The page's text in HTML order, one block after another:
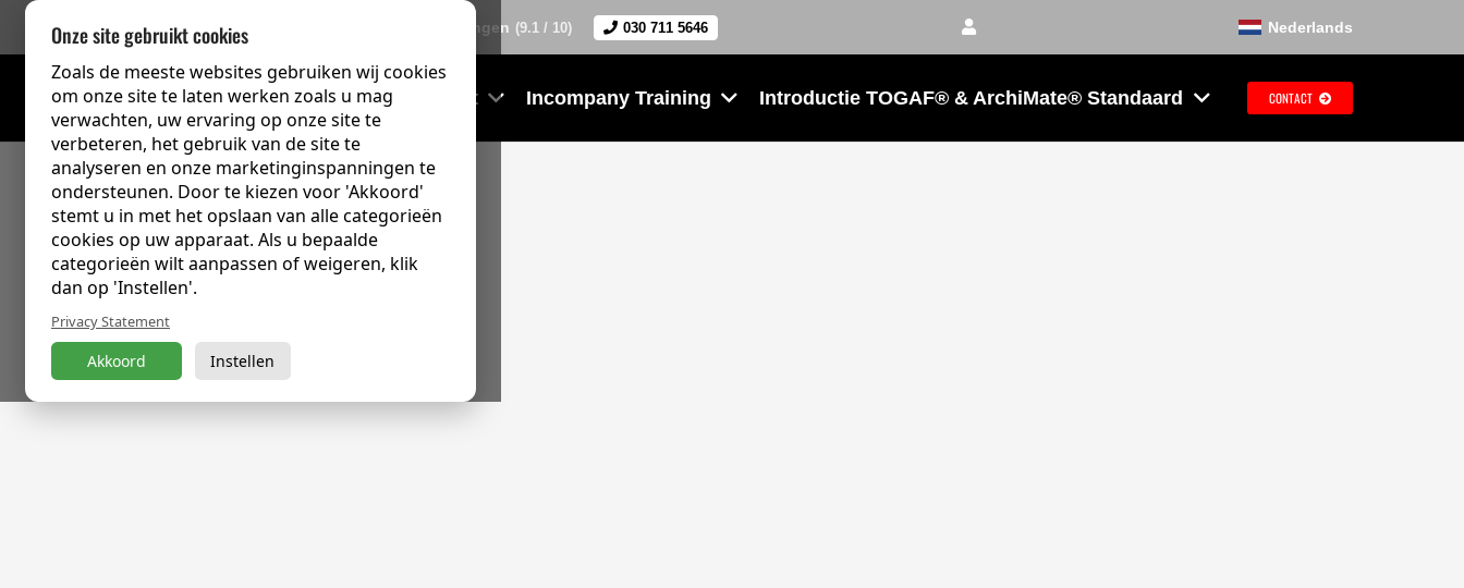
756 Beoordelingen (9.1 / 10) 030 711 5646 Nederlands
Trainingsoverzicht Incompany Training Introductie TOGAF® & ArchiMate® Standaard CONTACT
Onze site gebruikt cookies
Zoals de meeste websites gebruiken wij cookies
om onze site te laten werken zoals u mag
verwachten, uw ervaring op onze site te
verbeteren, het gebruik van de site te
analyseren en onze marketinginspanningen te
ondersteunen. Door te kiezen voor 'Akkoord'
stemt u in met het opslaan van alle categorieën
cookies op uw apparaat. Als u bepaalde
categorieën wilt aanpassen of weigeren, klik
dan op 'Instellen'.
Privacy Statement
Akkoord Instellen